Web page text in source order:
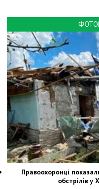
Правоохоронці
обстрілів у